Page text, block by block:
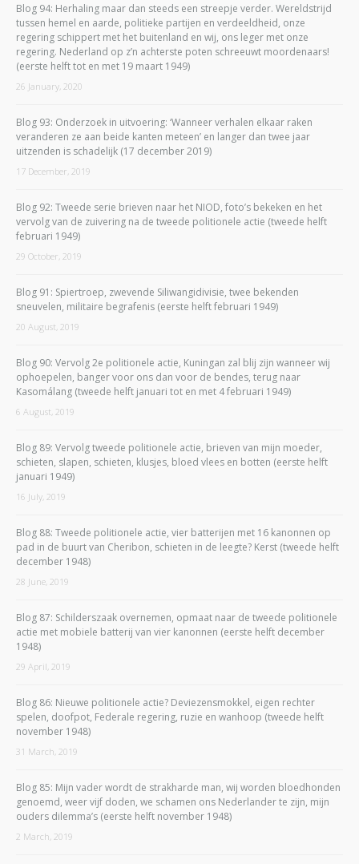
Blog 94: Herhaling maar dan steeds een streepje verder. Wereldstrijd
tussen hemel en aarde, politieke partijen en verdeeldheid, onze
regering schippert met het buitenland en wij, ons leger met onze
regering. Nederland op z’n achterste poten schreeuwt moordenaars!
(eerste helft tot en met 19 maart 1949)
26 January, 2020
Blog 93: Onderzoek in uitvoering: ‘Wanneer verhalen elkaar raken
veranderen ze aan beide kanten meteen’ en langer dan twee jaar
uitzenden is schadelijk (17 december 2019)
17 December, 2019
Blog 92: Tweede serie brieven naar het NIOD, foto’s bekeken en het
vervolg van de zuivering na de tweede politionele actie (tweede helft
februari 1949)
29 October, 2019
Blog 91: Spiertroep, zwevende Siliwangidivisie, twee bekenden
sneuvelen, militaire begrafenis (eerste helft februari 1949)
20 August, 2019
Blog 90: Vervolg 2e politionele actie, Kuningan zal blij zijn wanneer wij
ophoepelen, banger voor ons dan voor de bendes, terug naar
Kasomálang (tweede helft januari tot en met 4 februari 1949)
6 August, 2019
Blog 89: Vervolg tweede politionele actie, brieven van mijn moeder,
schieten, slapen, schieten, klusjes, bloed vlees en botten (eerste helft
januari 1949)
16 July, 2019
Blog 88: Tweede politionele actie, vier batterijen met 16 kanonnen op
pad in de buurt van Cheribon, schieten in de leegte? Kerst (tweede helft
december 1948)
28 June, 2019
Blog 87: Schilderszaak overnemen, opmaat naar de tweede politionele
actie met mobiele batterij van vier kanonnen (eerste helft december
1948)
29 April, 2019
Blog 86: Nieuwe politionele actie? Deviezensmokkel, eigen rechter
spelen, doofpot, Federale regering, ruzie en wanhoop (tweede helft
november 1948)
31 March, 2019
Blog 85: Mijn vader wordt de strakharde man, wij worden bloedhonden
genoemd, weer vijf doden, we schamen ons Nederlander te zijn, mijn
ouders dilemma’s (eerste helft november 1948)
2 March, 2019